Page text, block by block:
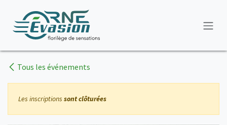
Tous les événements
Les inscriptions sont clôturées